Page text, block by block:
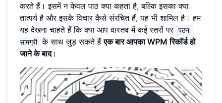
करते हैं। इसमें न केवल पाठ क्या कहता है, बल्कि इसका क्या
तात्पर्य है और इसके विचार कैसे संरचित हैं, यह भी शामिल है। हम
यह देखना चाहते हैं कि क्या आप वास्तव में कई स्तरों पर पठन
सामग्री के साथ जुड़ सकते हैंएक बार आपका WPM रिकॉर्ड हो
जाने के बाद।